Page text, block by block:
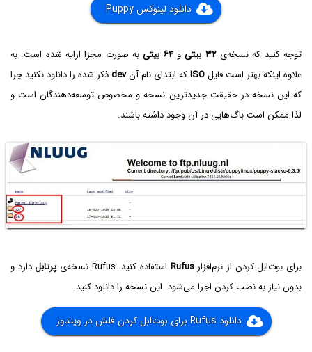
دانلود لینوکس Puppy
توجه کنید که نسخه‌ی۳۲ بیتی و۶۴ بیتی
به صورت مجزا ارایه شده است. به
علاوه اینکه بهتر است فایلISOکه ابتدای نام آنdevذکر شده را دانلود نکنید چرا
که این نسخه در حقیقت جدیدترین نسخه و مخصوص توسعه‌دهندگان است و
لذا ممکن است باگ‌هایی در آن وجود داشته باشند.
برای بوت‌ابل کردن از نرم‌افزارRufus استفاده کنید. Rufus نسخه‌ی پرتابلدارد و
بدون نیاز به نصب کردن اجرا می‌شود. این نسخه را دانلود کنید.
دانلود Rufus‌ برای بوت‌ابل کردن فلش در ویندوز